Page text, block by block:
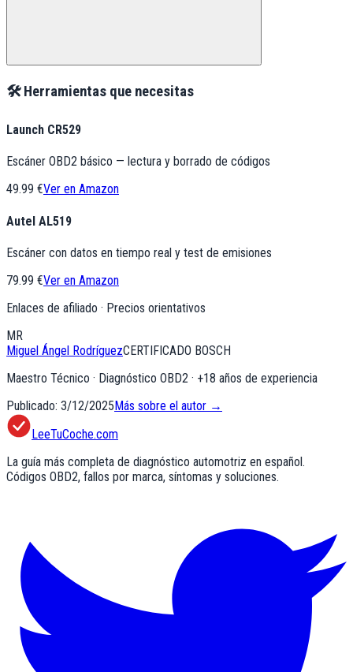
🛠️ Herramientas que necesitas
Launch CR529
Escáner OBD2 básico — lectura y borrado de códigos
49.99 €Ver en Amazon
Autel AL519
Escáner con datos en tiempo real y test de emisiones
79.99 €Ver en Amazon
Enlaces de afiliado · Precios orientativos
MR
Miguel Ángel RodríguezCERTIFICADO BOSCH
Maestro Técnico · Diagnóstico OBD2 · +18 años de experiencia
Publicado: 3/12/2025Más sobre el autor →
LeeTuCoche.com
La guía más completa de diagnóstico automotriz en español.
Códigos OBD2, fallos por marca, síntomas y soluciones.